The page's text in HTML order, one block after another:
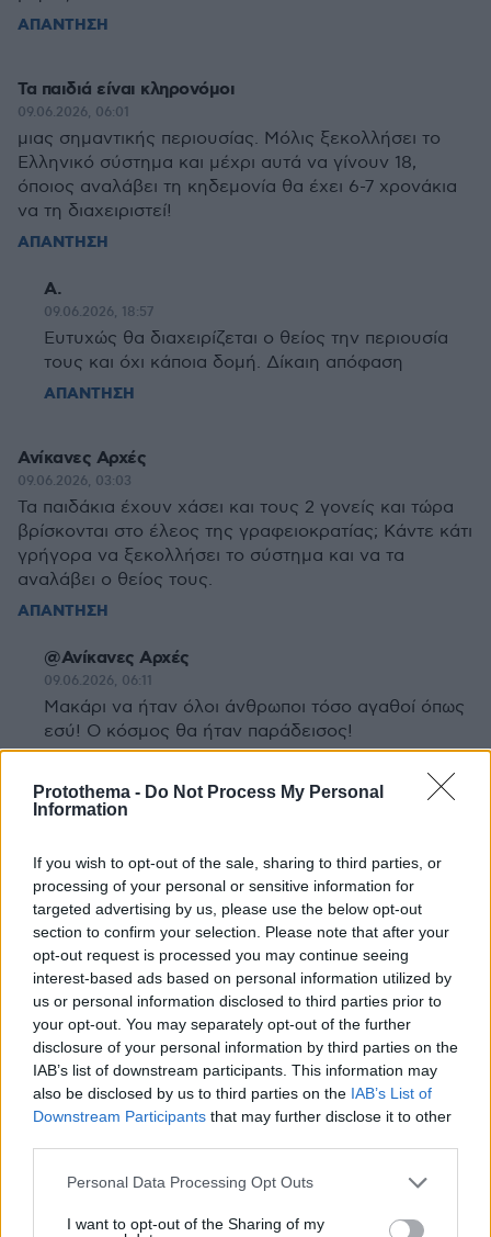
Protothema - Do Not Process My Personal
Information
If you wish to opt-out of the sale, sharing to third parties, or
processing of your personal or sensitive information for
targeted advertising by us, please use the below opt-out
section to confirm your selection. Please note that after your
opt-out request is processed you may continue seeing
interest-based ads based on personal information utilized by
us or personal information disclosed to third parties prior to
your opt-out. You may separately opt-out of the further
disclosure of your personal information by third parties on the
IAB’s list of downstream participants. This information may
also be disclosed by us to third parties on the IAB’s List of
Downstream Participants that may further disclose it to other
Please note that this website/app uses one or more Google
not limited to your visit or usage behaviour. You may click to
Personal Data Processing Opt Outs
I want to opt-out of the Sharing of my
ΑΠΑΝΤΗΣΗ
Τα παιδιά είναι κληρονόμοι
09.06.2026, 06:01
μιας σημαντικής περιουσίας. Μόλις ξεκολλήσει το
Ελληνικό σύστημα και μέχρι αυτά να γίνουν 18,
όποιος αναλάβει τη κηδεμονία θα έχει 6-7 χρονάκια
να τη διαχειριστεί!
ΑΠΑΝΤΗΣΗ
Α.
09.06.2026, 18:57
Ευτυχώς θα διαχειρίζεται ο θείος την περιουσία
τους και όχι κάποια δομή. Δίκαιη απόφαση
ΑΠΑΝΤΗΣΗ
Ανίκανες Αρχές
09.06.2026, 03:03
Τα παιδάκια έχουν χάσει και τους 2 γονείς και τώρα
βρίσκονται στο έλεος της γραφειοκρατίας; Κάντε κάτι
γρήγορα να ξεκολλήσει το σύστημα και να τα
αναλάβει ο θείος τους.
ΑΠΑΝΤΗΣΗ
@Ανίκανες Αρχές
09.06.2026, 06:11
Μακάρι να ήταν όλοι άνθρωποι τόσο αγαθοί όπως
εσύ! Ο κόσμος θα ήταν παράδεισος!
Τα πεδία θα κάνουν την σωστή επιλογή. Αν έχουν
ζήσει καλές στιγμές μαζί του θα τον επιλέξουν.
Μακριά από την σάπια Ελλάδα..
ΑΠΑΝΤΗΣΗ
Αναρτήσεις
09.06.2026, 00:19
Τι αναρτήσεις βρε; Νομικά να τα διεκδικήσεις, βάλε
δικηγόρο μόνο έτσι γίνονται αυτά με δικαστική
θέμα νόμων όχι κοινής γνώμης.
ΑΠΑΝΤΗΣΗ